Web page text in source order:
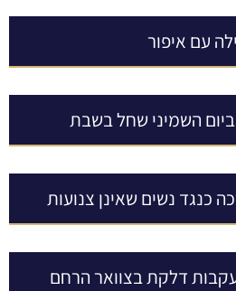
עם איפור
השמיני שחל בשבת
כנגד נשים שאינן צנועות
דלקת בצוואר הרחם